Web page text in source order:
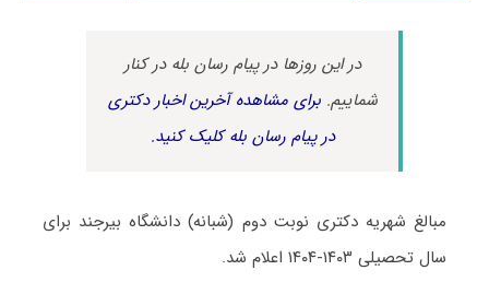
در این روزها در پیام رسان بله در کنار
شماییم.برای مشاهده آخرین اخبار دکتری
در پیام رسان بله کلیک کنید.
مبالغ شهریه دکتری نوبت دوم (شبانه) دانشگاه بیرجند برای
ﺳﺎل ﺗﺤﺼﯿﻠﯽ ۱۴۰۳-۱۴۰۴ اعلام شد.